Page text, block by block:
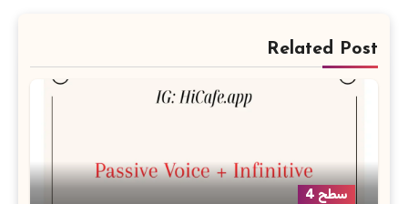
Related Post
سطح 4